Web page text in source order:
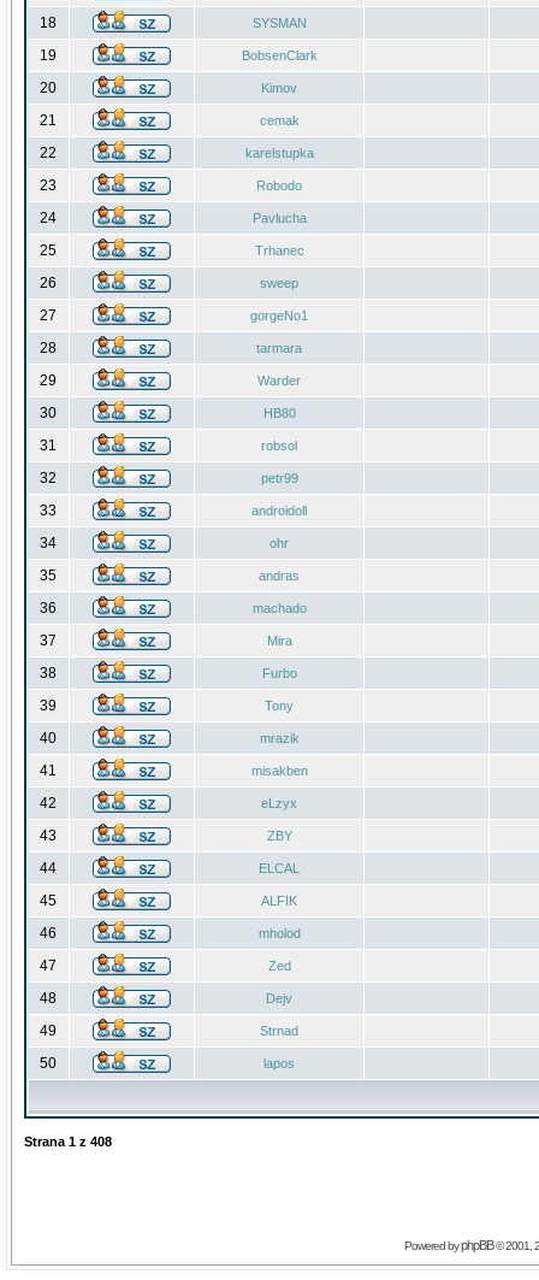
18 SYSMAN
19 BobsenClark
20 Kimov
21 cemak
22 karelstupka
23 Robodo
24 Pavlucha
25 Trhanec
26 sweep
27 gorgeNo1
28 tarmara
29 Warder
30 HB80
31 robsol
32 petr99
33 androidoll
34 ohr
35 andras
36 machado
37 Mira
38 Furbo
39 Tony
40 mrazik
41 misakben
42 eLzyx
43 ZBY
44 ELCAL
45 ALFIK
46 mholod
47 Zed
48 Dejv
49 Strnad
50 lapos
Strana 1 z 408
Powered byphpBB© 2001,